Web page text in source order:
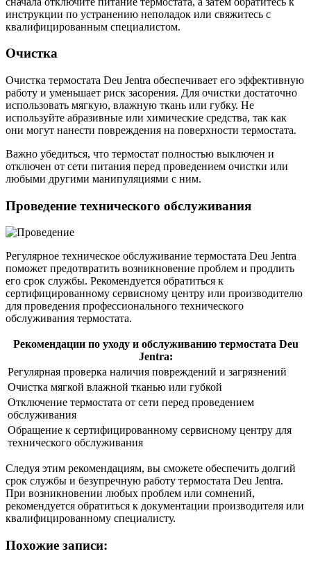
инструкции по устранению неполадок или свяжитесь с
квалифицированным специалистом.
Очистка
Очистка термостата Deu Jentra обеспечивает его эффективную
работу и уменьшает риск засорения. Для очистки достаточно
использовать мягкую, влажную ткань или губку. Не
используйте абразивные или химические средства, так как
они могут нанести повреждения на поверхности термостата.
Важно убедиться, что термостат полностью выключен и
отключен от сети питания перед проведением очистки или
любыми другими манипуляциями с ним.
Проведение технического обслуживания
Регулярное техническое обслуживание термостата Deu Jentra
поможет предотвратить возникновение проблем и продлить
его срок службы. Рекомендуется обратиться к
сертифицированному сервисному центру или производителю
для проведения профессионального технического
обслуживания термостата.
Рекомендации по уходу и обслуживанию термостата Deu
Jentra:
Регулярная проверка наличия повреждений и загрязнений
Очистка мягкой влажной тканью или губкой
Отключение термостата от сети перед проведением
обслуживания
Обращение к сертифицированному сервисному центру для
технического обслуживания
Следуя этим рекомендациям, вы сможете обеспечить долгий
срок службы и безупречную работу термостата Deu Jentra.
При возникновении любых проблем или сомнений,
рекомендуется обратиться к документации производителя или
квалифицированному специалисту.
Похожие записи: